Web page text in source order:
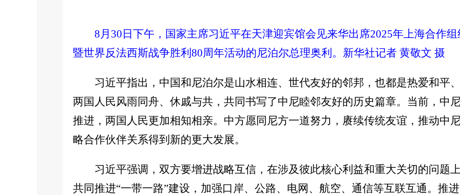
8月30日下午，国家主席习近平在天津迎宾馆会见来华出席2025年上海合作
暨世界反法西斯战争胜利80周年活动的尼泊尔总理奥利。新华社记者 黄敬文 摄
习近平指出，中国和尼泊尔是山水相连、世代友好的邻邦，也都是热爱和平
两国人民风雨同舟、休戚与共，共同书写了中尼睦邻友好的历史篇章。当前，中
推进，两国人民更加相知相亲。中方愿同尼方一道努力，赓续传统友谊，推动中
略合作伙伴关系得到新的更大发展。
习近平强调，双方要增进战略互信，在涉及彼此核心利益和重大关切的问题
共同推进“一带一路”建设，加强口岸、公路、电网、航空、通信等互联互通。推